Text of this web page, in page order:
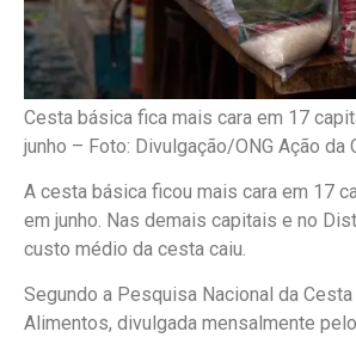
Cesta básica fica mais cara em 17
junho – Foto: Divulgação/ONG Ação da
A cesta básica ficou mais cara em 17
em junho. Nas demais capitais e no
custo médio da cesta caiu.
Segundo a Pesquisa Nacional da
Alimentos, divulgada mensalmente